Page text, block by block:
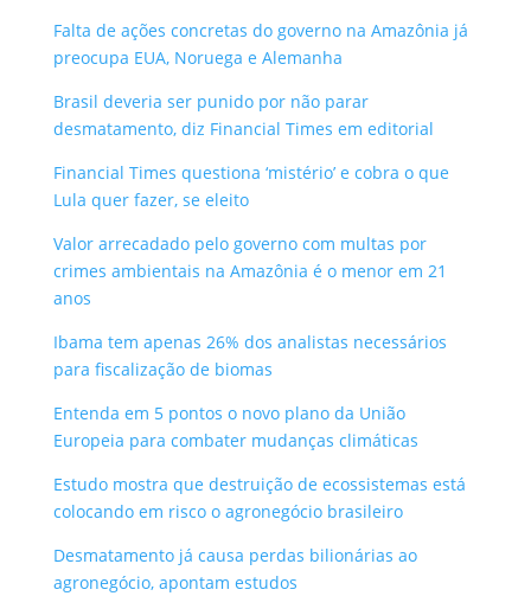
Falta de ações concretas do governo na Amazônia já
preocupa EUA, Noruega e Alemanha
Brasil deveria ser punido por não parar
desmatamento, diz Financial Times em editorial
Financial Times questiona ‘mistério’ e cobra o que
Lula quer fazer, se eleito
Valor arrecadado pelo governo com multas por
crimes ambientais na Amazônia é o menor em 21
anos
Ibama tem apenas 26% dos analistas necessários
para fiscalização de biomas
Entenda em 5 pontos o novo plano da União
Europeia para combater mudanças climáticas
Estudo mostra que destruição de ecossistemas está
colocando em risco o agronegócio brasileiro
Desmatamento já causa perdas bilionárias ao
agronegócio, apontam estudos